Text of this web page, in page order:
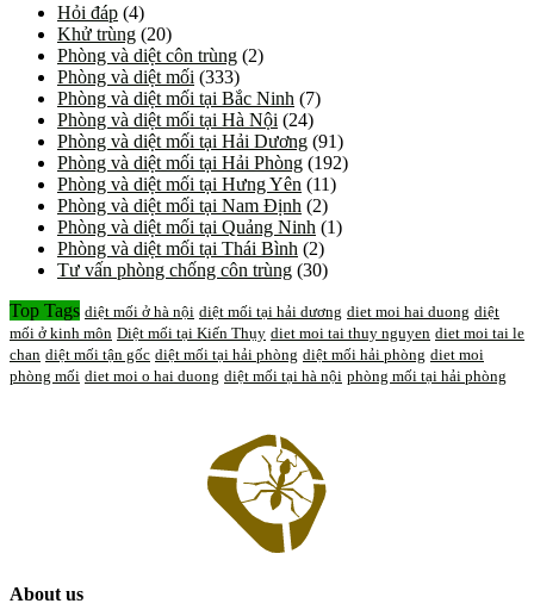
Hỏi đáp (4)
Khử trùng (20)
Phòng và diệt côn trùng (2)
Phòng và diệt mối (333)
Phòng và diệt mối tại Bắc Ninh (7)
Phòng và diệt mối tại Hà Nội (24)
Phòng và diệt mối tại Hải Dương (91)
Phòng và diệt mối tại Hải Phòng (192)
Phòng và diệt mối tại Hưng Yên (11)
Phòng và diệt mối tại Nam Định (2)
Phòng và diệt mối tại Quảng Ninh (1)
Phòng và diệt mối tại Thái Bình (2)
Tư vấn phòng chống côn trùng (30)
Top Tags diệt mối ở hà nội diệt mối tại hải dương diet moi hai duong diệt
mối ở kinh môn Diệt mối tại Kiến Thụy diet moi tai thuy nguyen diet moi tai le
chan diệt mối tận gốc diệt mối tại hải phòng diệt mối hải phòng diet moi
phòng mối diet moi o hai duong diệt mối tại hà nội phòng mối tại hải phòng
About us